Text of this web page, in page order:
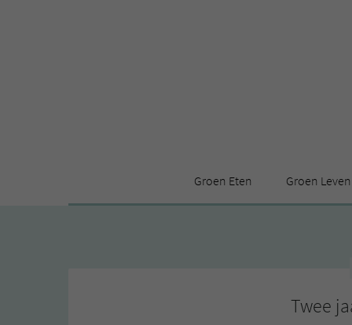
Groen Eten Groen Leven
Twee